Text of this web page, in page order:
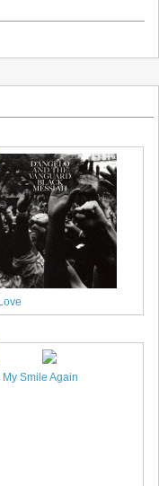
My Smile Again